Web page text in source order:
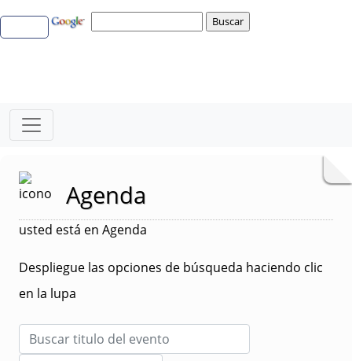
Agenda
usted está en Agenda
Despliegue las opciones de búsqueda haciendo clic
en la lupa